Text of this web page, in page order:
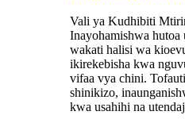
Vali ya Kudhibiti
Inayohamishwa
wakati halisi wa
ikirekebisha kwa
vifaa vya chini.
shinikizo,
kwa usahihi na